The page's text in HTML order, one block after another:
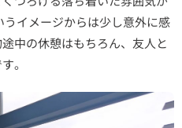
イメージからは少し意外に感
中の休憩はもちろん、友人と
。